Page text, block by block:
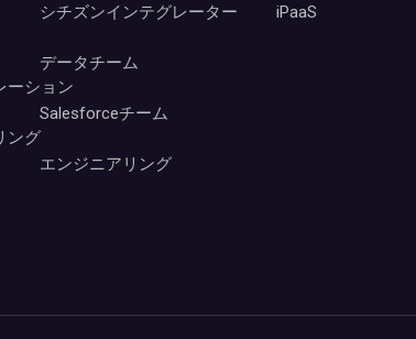
ーション
ング
シチズンインテグレーター
データチーム
Salesforceチーム
エンジニアリング
iPaaS